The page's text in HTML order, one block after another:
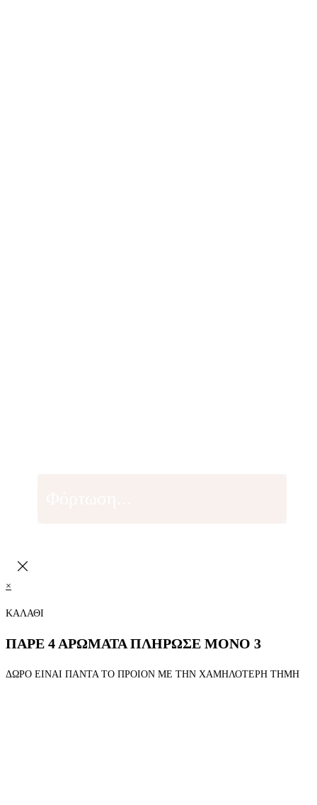
×
ΚΑΛΑΘΙ
ΠΑΡΕ 4 ΑΡΩΜΑΤΑ ΠΛΗΡΩΣΕ ΜΟΝΟ 3
ΔΩΡΟ ΕΙΝΑΙ ΠΑΝΤΑ ΤΟ ΠΡΟΙΟΝ ΜΕ ΤΗΝ ΧΑΜΗΛΟΤΕΡΗ ΤΗΜΗ